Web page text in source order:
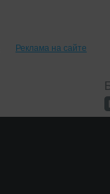
Реклама на сайте